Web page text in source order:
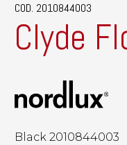
COD. 2010844003
Clyde
Black 2010844003